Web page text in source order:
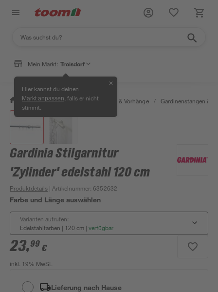
Mein Markt: Troisdorf
Hier kannst du deinen
Markt anpassen , falls er nicht
stimmt.
✕
/ Wohnen & Haushalt / Gardinen & Vorhänge / Gardinenstangen &
Gardinia Stilgarnitur
'Zylinder' edelstahl 120 cm
Produktdetails | Artikelnummer:6352632
Farbe und Länge auswählen
Varianten aufrufen:
Edelstahlfarben | 120 cm | verfügbar
23,99 €
inkl. 19% MwSt.
Lieferung nach Hause